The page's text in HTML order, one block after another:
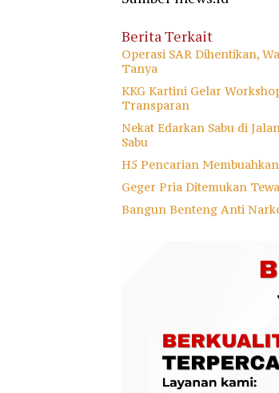
Berita Terkait
Operasi SAR Dihentikan,
Tanya
KKG Kartini Gelar
Transparan
Nekat Edarkan Sabu di
Sabu
H5 Pencarian
Geger Pria Ditemukan
Bangun Benteng Anti